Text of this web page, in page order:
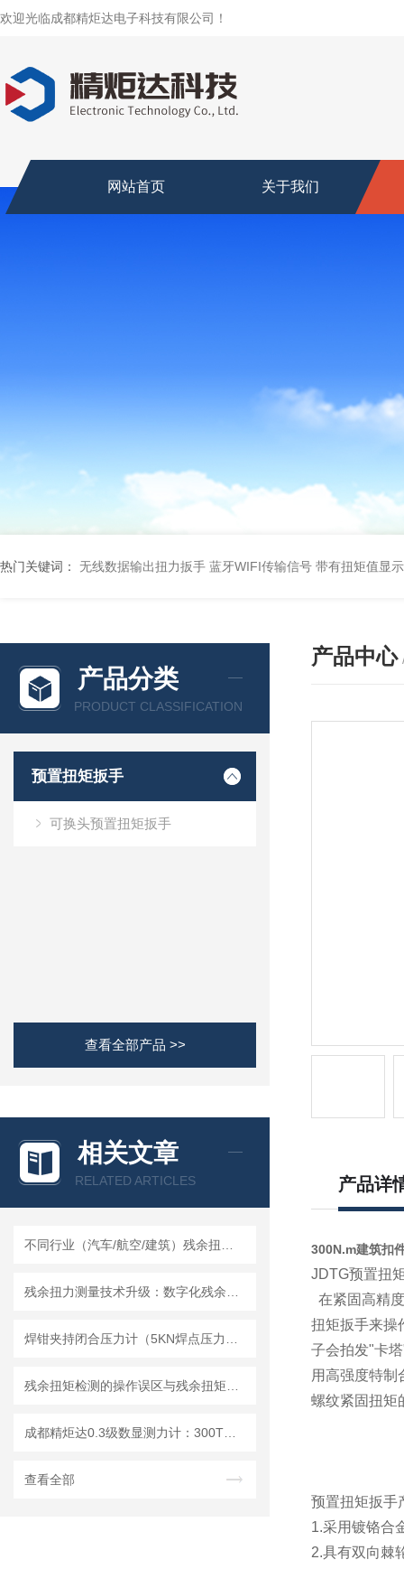
欢迎光临成都精炬达电子科技有限公司！
网站首页 关于我们
热门关键词： 无线数据输出扭力扳手 蓝牙WIFI传输信号 带有扭矩值显
产品分类
PRODUCT CLASSIFICATION
预置扭矩扳手
可换头预置扭矩扳手
查看全部产品 >>
相关文章
RELATED ARTICLES
查看全部
产品中心
产品详
300N.m建筑扣
JDTG预置扭
在紧固高精
扭矩扳手来操
子会拍发"卡
用高强度特制
螺纹紧固扭矩
预置扭矩扳手
1.采用镀铬合
2.具有双向棘